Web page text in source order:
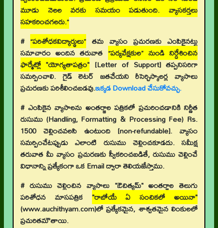
మూడు నెలల వరకు సమయం పడుతుంది. వ్యాసకర్తలు
సహకరించగలరు.”
# “పరిశోధకవిద్యార్థులు” తమ వ్యాసం ప్రచురణకు ఎంపికైనట్టు
సమాచారం అందిన తరువాత “పర్యవేక్షకుల” నుండి నిర్దేశించిన
ఫార్మేట్లో "యోగ్యతాపత్రం" [Letter of Support]తప్పనిసరిగా
సమర్పించాలి. గైడ్ లెటర్ జతచేయని రీసెర్చిస్కాలర్ల వ్యాసాలు
ప్రచురణకు పరిశీలించబడవు.ఇక్కడ Download చేసుకోవచ్చు.
# ఎంపికైన వ్యాసాలను అంతర్జాల పత్రికలో ప్రచురించడానికి నిర్ణీత
రుసుము (Handling, Formatting & Processing Fee) Rs.
1500 చెల్లించవలసి ఉంటుంది [non-refundable]. వ్యాసం
సమర్పించేటప్పుడు ఎలాంటి రుసుము చెల్లించకూడదు. సమీక్ష
తరువాత మీ వ్యాసం ప్రచురణకు స్వీకరించబడితే, రుసుము చెల్లించే
విధానాన్ని ప్రత్యేకంగా ఒక Email ద్వారా తెలియజేస్తాము.
# రుసుము చెల్లించిన వ్యాసాలు "ఔచిత్యమ్" అంతర్జాల తెలుగు
పరిశోధన మాసపత్రిక "రాబోయే ఏ సంచికలో అయినా"
(www.auchithyam.com)లో ప్రత్యేకమైన, శాశ్వతమైన లింకులలో
ప్రచురితమౌతాయి.